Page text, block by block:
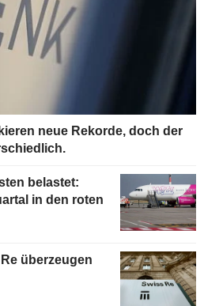
neue Rekorde, doch der
belastet:
in den roten
überzeugen